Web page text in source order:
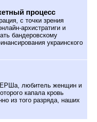
процесс
с точки зрения
архистратиги и
бандеровскому
украинского
любитель женщин и
капала кровь
из того разряда, наших